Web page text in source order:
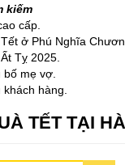
kiếm
cấp.
ở Phú Nghĩa
Tỵ 2025.
mẹ vợ.
hàng.
TẾT TẠI